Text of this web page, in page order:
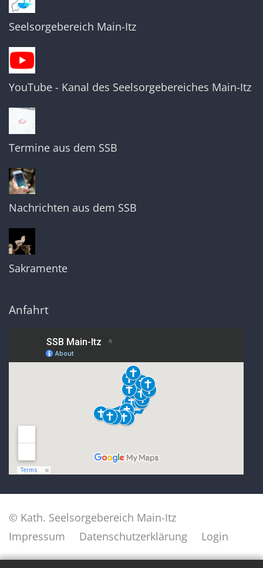
Seelsorgebereich Main-Itz
YouTube - Kanal des Seelsorgebereiches Main-Itz
Termine aus dem SSB
Nachrichten aus dem SSB
Sakramente
Anfahrt
© Kath. Seelsorgebereich Main-Itz
Impressum
Datenschutzerklärung Login